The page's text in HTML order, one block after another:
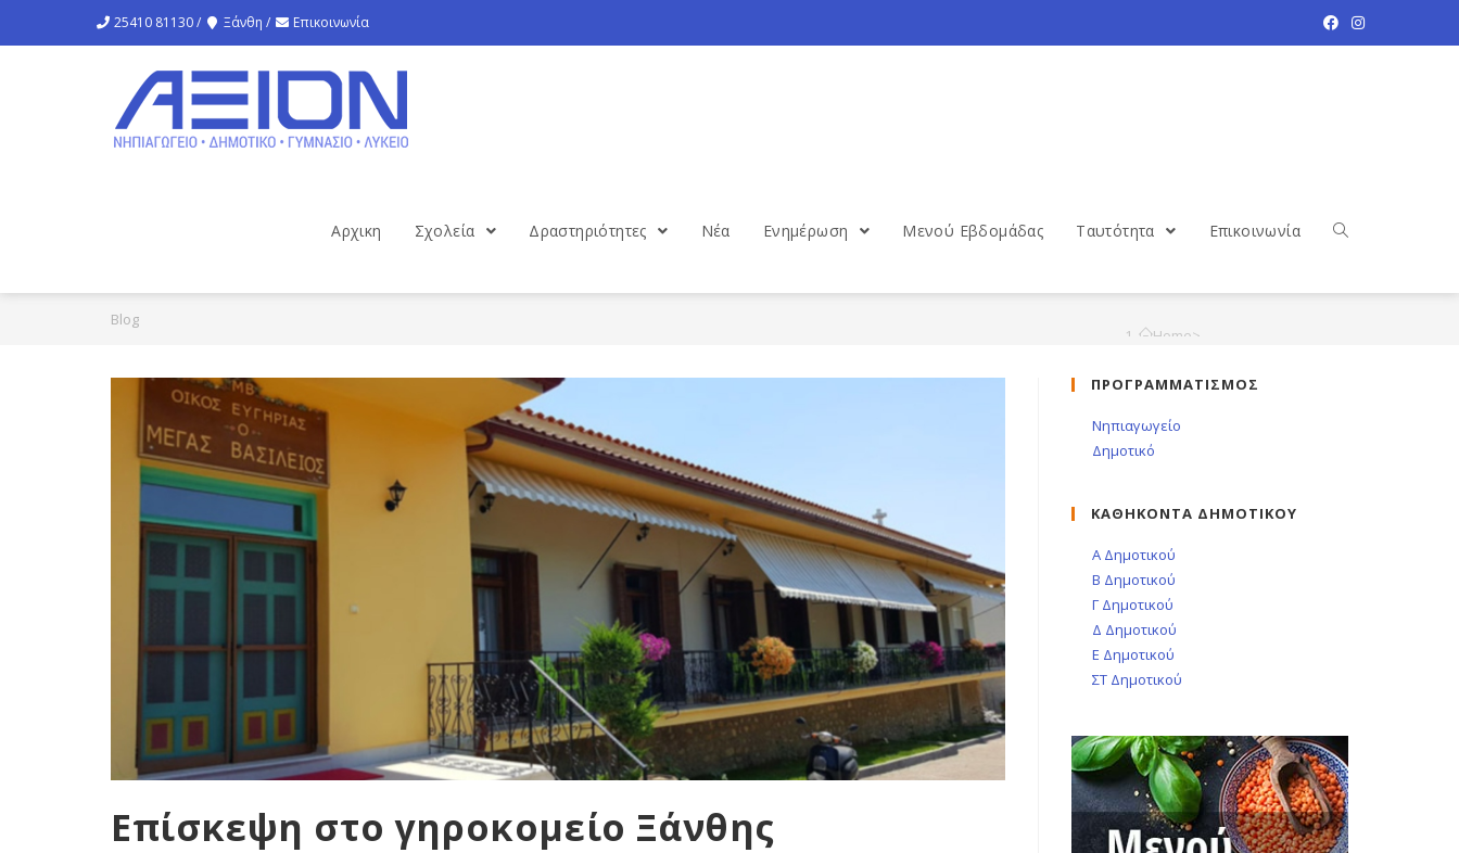
25410 81130 / Ξάνθη / Επικοινωνία
Αρχικη Σχολεία Δραστηριότητες Νέα Ενημέρωση Μενού Εβδομάδας Ταυτότητα Επικοινωνία
Blog
Home>
Επίσκεψη στο γηροκομείο Ξάνθης
ΠΡΟΓΡΑΜΜΑΤΙΣΜΟΣ
Νηπιαγωγείο
Δημοτικό
ΚΑΘΗΚΟΝΤΑ ΔΗΜΟΤΙΚΟΥ
Α Δημοτικού
Β Δημοτικού
Γ Δημοτικού
Δ Δημοτικού
Ε Δημοτικού
ΣΤ Δημοτικού